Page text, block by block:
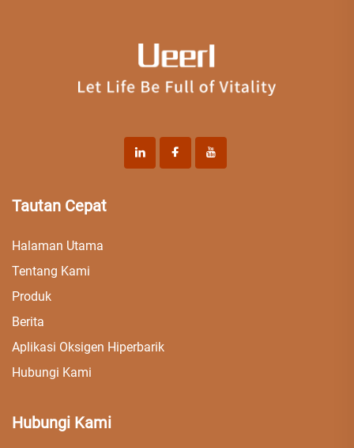
Tautan Cepat
Halaman Utama
Tentang Kami
Produk
Berita
Aplikasi Oksigen Hiperbarik
Hubungi Kami
Hubungi Kami